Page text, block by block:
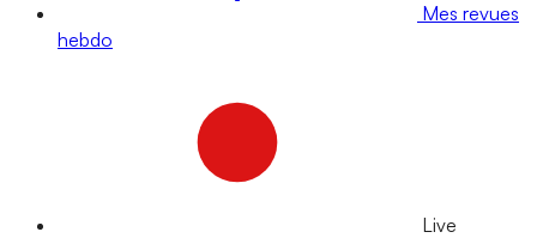
Mes revues
hebdo
Live